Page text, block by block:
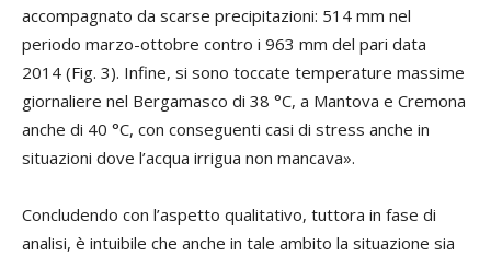
accompagnato da scarse precipitazioni: 514 mm nel
periodo marzo-ottobre contro i 963 mm del pari data
2014 (Fig. 3). Infine, si sono toccate temperature massime
giornaliere nel Bergamasco di 38 °C, a Mantova e Cremona
anche di 40 °C, con conseguenti casi di stress anche in
situazioni dove l’acqua irrigua non mancava».
Concludendo con l’aspetto qualitativo, tuttora in fase di
analisi, è intuibile che anche in tale ambito la situazione sia